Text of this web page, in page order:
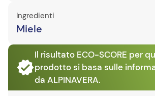
Ingredienti
Miele
Il risultato ECO-SCORE per
prodotto si basa sulle
da ALPINAVERA.